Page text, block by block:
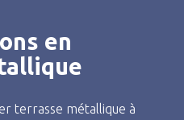
en
terrasse métallique à